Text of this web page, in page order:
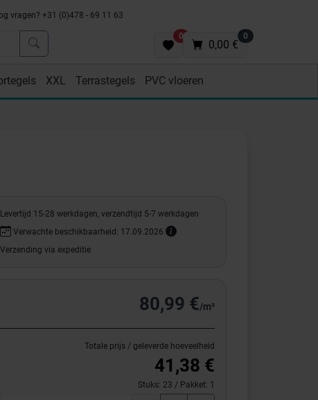
vragen? +31 (0)478 - 69 11 63
0 0
0,00 €
XXL Terrastegels PVC vloeren
Levertijd 15-28 werkdagen, verzendtijd 5-7 werkdagen
Verwachte beschikbaarheid: 17.09.2026
Verzending via expeditie
80,99 €/m²
Totale prijs / geleverde hoeveelheid
41,38 €
Stuks: 23 / Pakket: 1